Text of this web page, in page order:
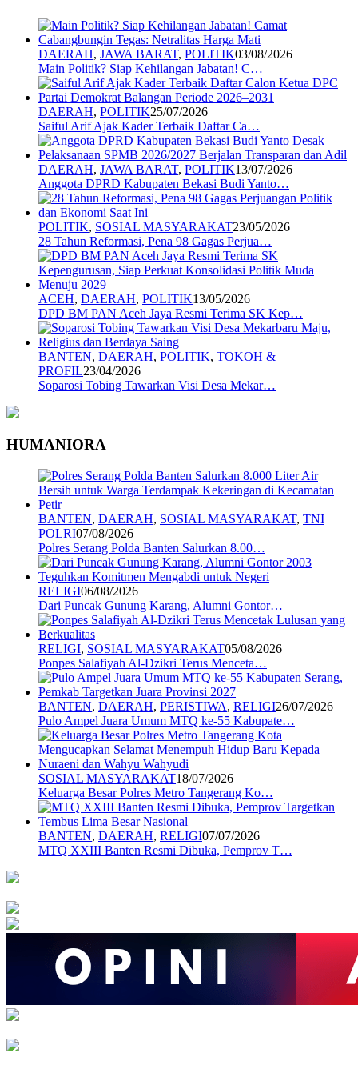
DAERAH, JAWA BARAT, POLITIK03/08/2026
Main Politik? Siap Kehilangan Jabatan! C…
DAERAH, POLITIK25/07/2026
Saiful Arif Ajak Kader Terbaik Daftar Ca…
DAERAH, JAWA BARAT, POLITIK13/07/2026
Anggota DPRD Kabupaten Bekasi Budi Yanto…
POLITIK, SOSIAL MASYARAKAT23/05/2026
28 Tahun Reformasi, Pena 98 Gagas Perjua…
ACEH, DAERAH, POLITIK13/05/2026
DPD BM PAN Aceh Jaya Resmi Terima SK Kep…
BANTEN, DAERAH, POLITIK, TOKOH &
PROFIL23/04/2026
Soparosi Tobing Tawarkan Visi Desa Mekar…
HUMANIORA
BANTEN, DAERAH, SOSIAL MASYARAKAT, TNI
POLRI07/08/2026
Polres Serang Polda Banten Salurkan 8.00…
RELIGI06/08/2026
Dari Puncak Gunung Karang, Alumni Gontor…
RELIGI, SOSIAL MASYARAKAT05/08/2026
Ponpes Salafiyah Al-Dzikri Terus Menceta…
BANTEN, DAERAH, PERISTIWA, RELIGI26/07/2026
Pulo Ampel Juara Umum MTQ ke-55 Kabupate…
SOSIAL MASYARAKAT18/07/2026
Keluarga Besar Polres Metro Tangerang Ko…
BANTEN, DAERAH, RELIGI07/07/2026
MTQ XXIII Banten Resmi Dibuka, Pemprov T…